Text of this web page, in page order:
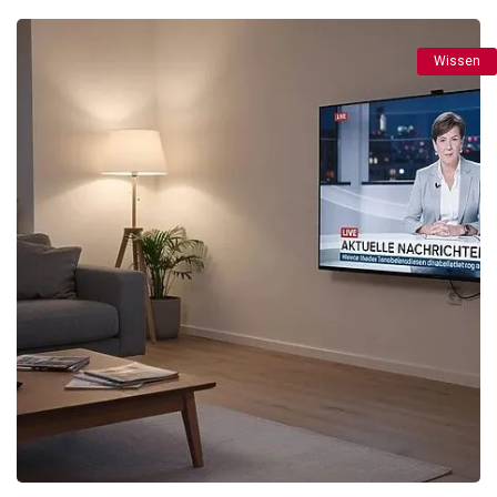
Wissen